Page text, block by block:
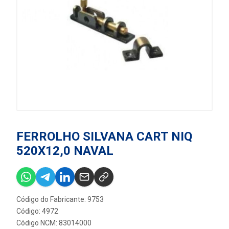
FERROLHO SILVANA CART NIQ
520X12,0 NAVAL
Código do Fabricante: 9753
Código: 4972
Código NCM: 83014000